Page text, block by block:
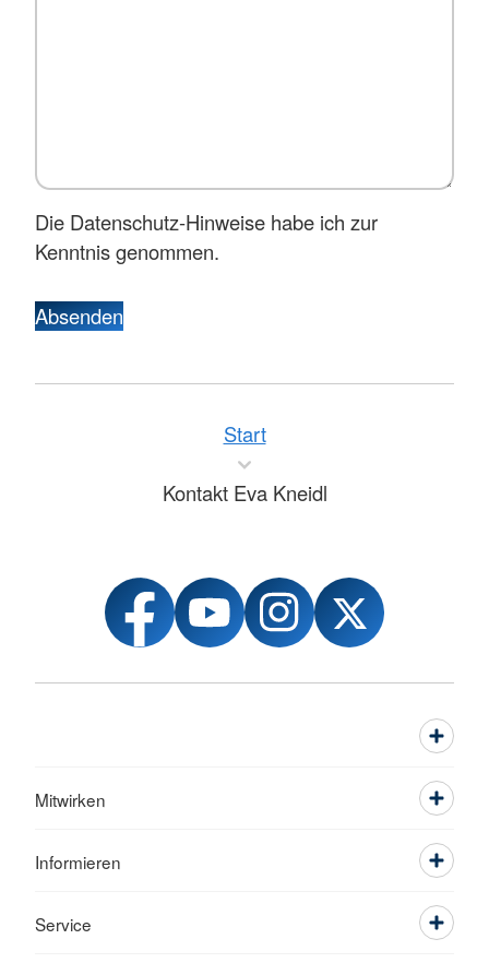
Die Datenschutz-Hinweise habe ich zur
Kenntnis genommen.
Absenden
Start
Kontakt Eva Kneidl
Mitwirken
Informieren
Service